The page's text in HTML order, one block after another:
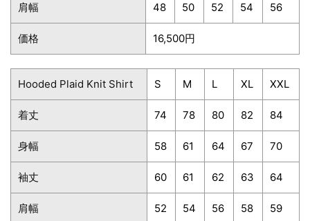
肩幅 48 50 52 54 56
価格 16,500円
Hooded Plaid Knit Shirt S M L XL XXL
着丈 74 78 80 82 84
身幅 58 61 64 67 70
袖丈 60 61 62 63 64
肩幅 52 54 56 58 59